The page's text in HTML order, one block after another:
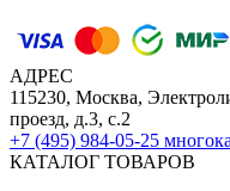
АДРЕС
115230, Москва,
проезд, д.3, с.2
+7 (495) 984-05-25
КАТАЛОГ ТОВАРОВ